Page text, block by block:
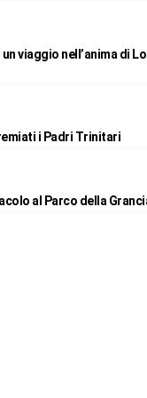
un viaggio nell’anima di
i Padri Trinitari
al Parco della